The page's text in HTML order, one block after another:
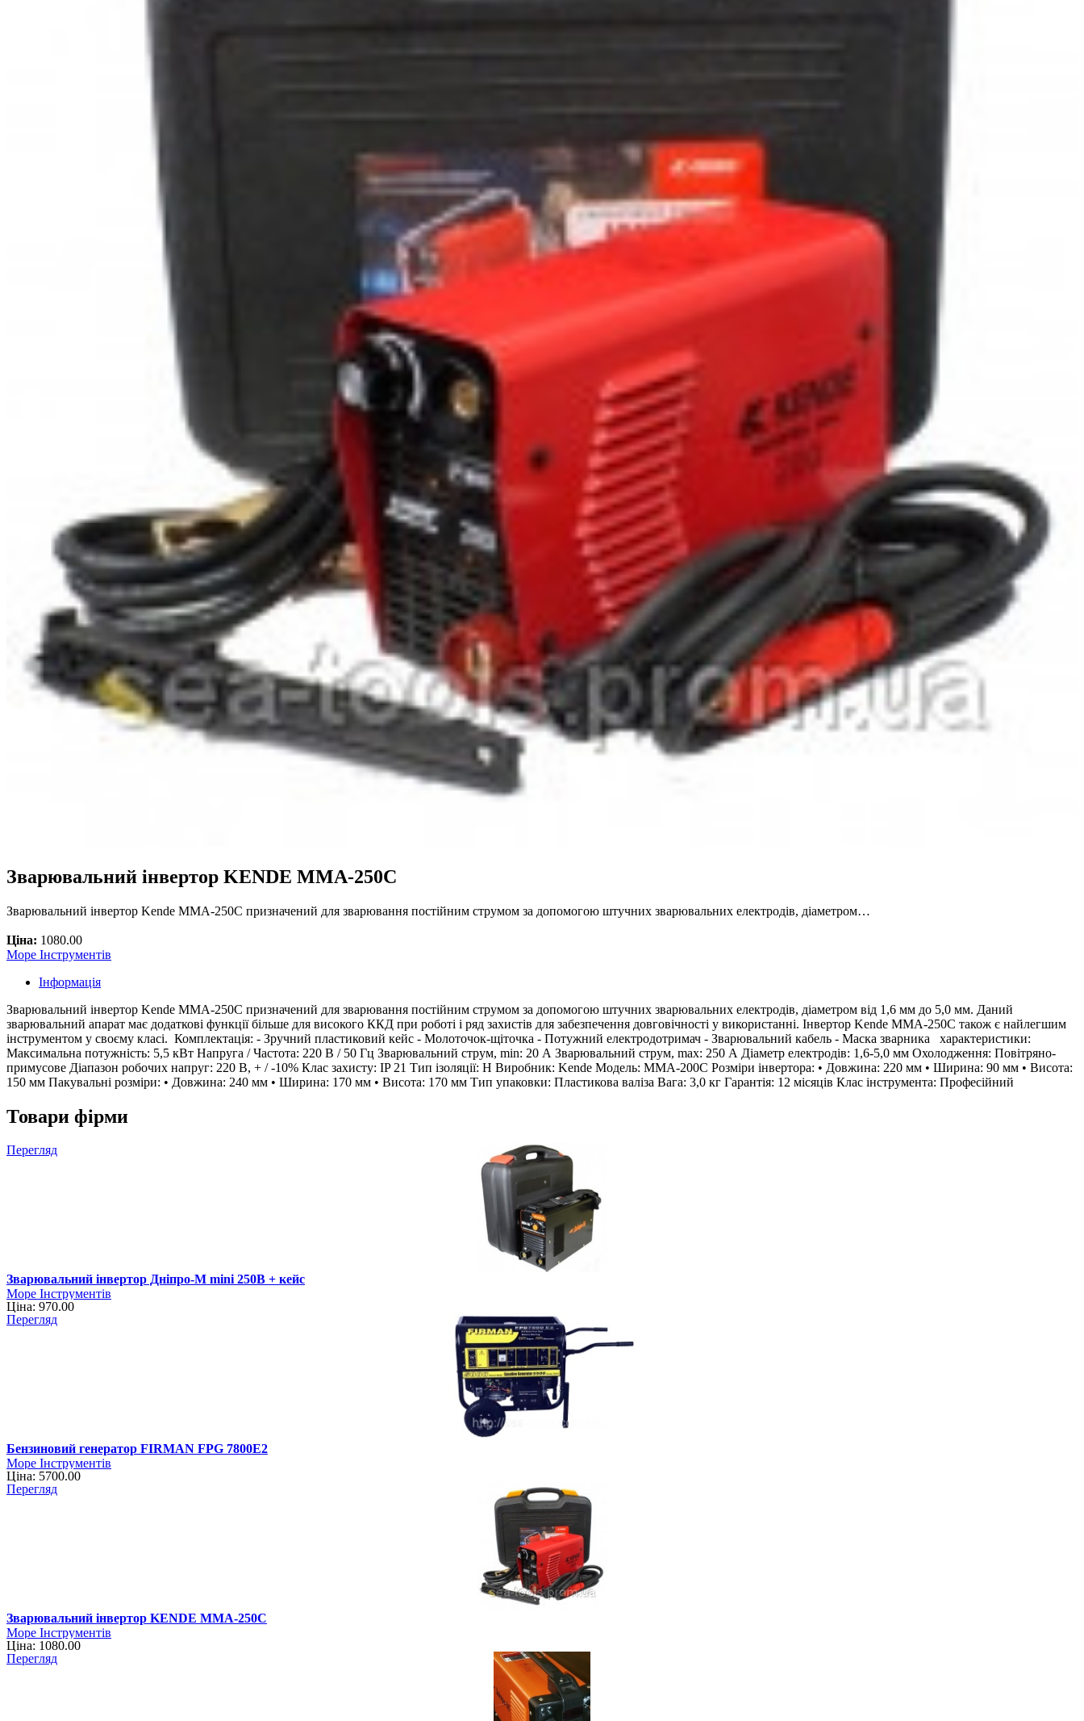
Зварювальний інвертор KENDE MMA-250C
Зварювальний інвертор Kende MMA-250C призначений для зварювання постійним струмом за допомогою штучних зварювальних електродів, діаметром…
Ціна: 1080.00
Море Інструментів
Інформація
Зварювальний інвертор Kende MMA-250C призначений для зварювання постійним струмом за допомогою штучних зварювальних електродів, діаметром від 1,6 мм до 5,0 мм. Даний
зварювальний апарат має додаткові функції більше для високого ККД при роботі і ряд захистів для забезпечення довговічності у використанні. Інвертор Kende MMA-250C також є найлегшим
інструментом у своєму класі. Комплектація: - Зручний пластиковий кейс - Молоточок-щіточка - Потужний електродотримач - Зварювальний кабель - Маска зварника характеристики:
Максимальна потужність: 5,5 кВт Напруга / Частота: 220 В / 50 Гц Зварювальний струм, min: 20 А Зварювальний струм, max: 250 А Діаметр електродів: 1,6-5,0 мм Охолодження: Повітряно-
примусове Діапазон робочих напруг: 220 В, + / -10% Клас захисту: IP 21 Тип ізоляції: H Виробник: Kende Модель: MMA-200C Розміри інвертора: • Довжина: 220 мм • Ширина: 90 мм • Висота:
150 мм Пакувальні розміри: • Довжина: 240 мм • Ширина: 170 мм • Висота: 170 мм Тип упаковки: Пластикова валіза Вага: 3,0 кг Гарантія: 12 місяців Клас інструмента: Професійний
Товари фірми
Перегляд
Зварювальний інвертор Дніпро-М mini 250B + кейс
Море Інструментів
Ціна: 970.00
Перегляд
Бензиновий генератор FIRMAN FPG 7800E2
Море Інструментів
Ціна: 5700.00
Перегляд
Зварювальний інвертор KENDE MMA-250C
Море Інструментів
Ціна: 1080.00
Перегляд